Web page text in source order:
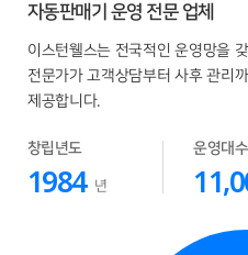
자동판매기 운영 전문 업체
이스턴웰스는 전국적인 운영망을
전문가가 고객상담부터 사후 관리
제공합니다.
창립년도
1984 년
운영대수